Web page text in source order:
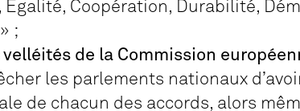
Egalité, Coopération, Durabilité,
;
de la Commission
les parlements nationaux
de chacun des accords, alors